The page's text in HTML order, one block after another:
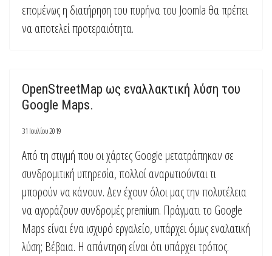
επομένως η διατήρηση του πυρήνα του Joomla θα πρέπει
να αποτελεί προτεραιότητα.
OpenStreetMap ως εναλλακτική λύση του
Google Maps.
31 Ιουλίου 2019
Από τη στιγμή που οι χάρτες Google μετατράπηκαν σε
συνδρομιτική υπηρεσία, πολλοί αναρωτιούνται τι
μπορούν να κάνουν. Δεν έχουν όλοι μας την πολυτέλεια
να αγοράζουν συνδρομές premium. Πράγματι το Google
Maps είναι ένα ισχυρό εργαλείο, υπάρχει όμως εναλατική
λύση; Βέβαια. Η απάντηση είναι ότι υπάρχει τρόπος.